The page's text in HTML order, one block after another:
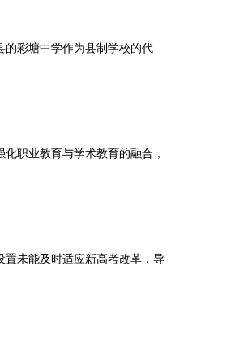
的彩塘中学作为县制学校的代
职业教育与学术教育的融合，
未能及时适应新高考改革，导